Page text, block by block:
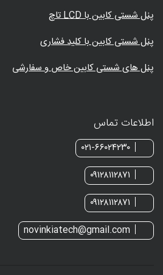
پنل شستی کابین با LCD تاچ
پنل شستی کابین با کلید فشاری
پنل های شستی کابین خاص و سفارشی
اطلاعات تماس
۰۲۱-۶۶۰۲۴۲۳۰
۰۹۱۲۸۱۱۲۸۷۱
۰۹۱۲۸۱۱۲۸۷۱
novinkiatech@gmail.com